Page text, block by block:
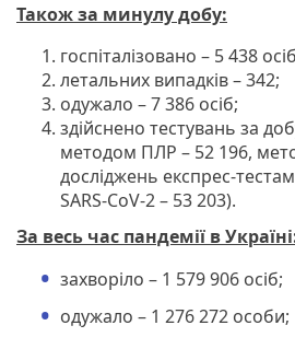
Також за минулу добу:
госпіталізовано – 5 438
летальних випадків – 342;
одужало – 7 386 осіб;
здійснено тестувань за
методом ПЛР – 52 196,
досліджень експрес-
SARS-CoV-2 – 53 203).
За весь час пандемії в
захворіло – 1 579 906 осіб;
одужало – 1 276 272 особи;